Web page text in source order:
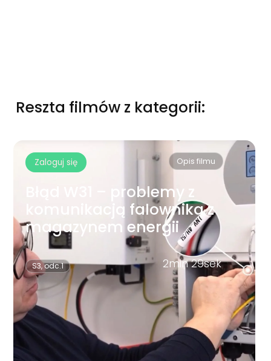
Reszta filmów z kategorii:
Zaloguj się Opis filmu
Błąd W31 – problemy z
komunikacją falownika z
magazynem energii
S3, odc.1 2min 29sek